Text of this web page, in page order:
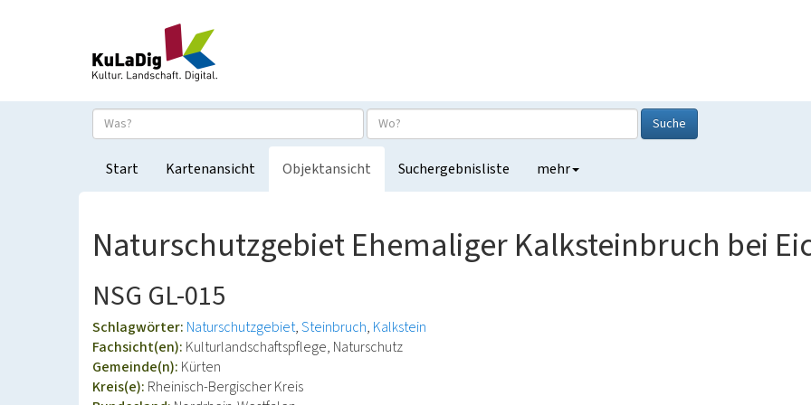
Suche
Start Kartenansicht Objektansicht Suchergebnisliste mehr
Naturschutzgebiet Ehemaliger Kalksteinbruch bei
NSG GL-015
Schlagwörter: Naturschutzgebiet Steinbruch Kalkstein
Fachsicht(en): Kulturlandschaftspflege, Naturschutz
Gemeinde(n): Kürten
Kreis(e): Rheinisch-Bergischer Kreis